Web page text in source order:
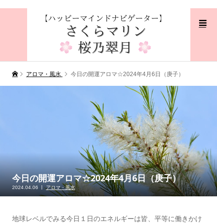
アロマ・風水 今日の開運アロマ☆2024年4月6日（庚子）
今日の開運アロマ☆2024年4月6日（庚子）
2024.04.06 アロマ・風水
地球レベルでみる今日１日のエネルギーは皆、平等に働きかけ